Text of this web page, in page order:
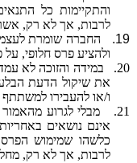
והתקיימות כל
לרבות, אך לא רק,
19.
החברה שומרת
ולהציע פרס חלופי,
20.
במידה והזוכה לא
את שיקול הדעת
ו/או להעבירו
21.
מבלי לגרוע
אינם נושאים
כלשהו שמימוש הפרס
לרבות, אך לא רק,